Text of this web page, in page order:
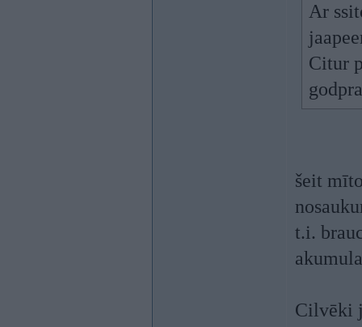
Ar
Citur
šeit
t.i.
Cilvēki